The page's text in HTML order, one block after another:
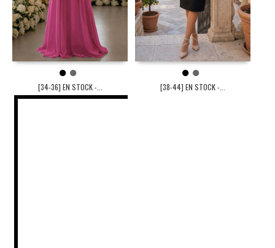
1 2
[34-36] EN STOCK -...
1 2
[38-44] EN STOCK -...